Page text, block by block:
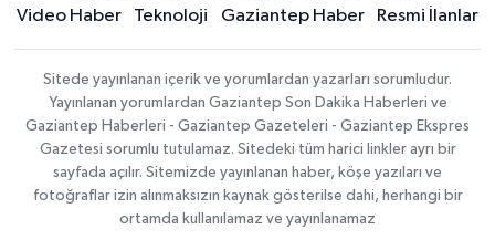
Video Haber
Teknoloji Gaziantep Haber Resmi İlanlar
Sitede yayınlanan içerik ve yorumlardan yazarları sorumludur.
Yayınlanan yorumlardan Gaziantep Son Dakika Haberleri ve
Gaziantep Haberleri - Gaziantep Gazeteleri - Gaziantep Ekspres
Gazetesi sorumlu tutulamaz. Sitedeki tüm harici linkler ayrı bir
sayfada açılır. Sitemizde yayınlanan haber, köşe yazıları ve
fotoğraflar izin alınmaksızın kaynak gösterilse dahi, herhangi bir
ortamda kullanılamaz ve yayınlanamaz